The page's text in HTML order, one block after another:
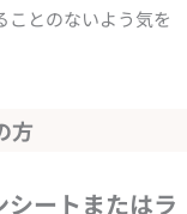
ことのないよう気を
方
ートまたはラ